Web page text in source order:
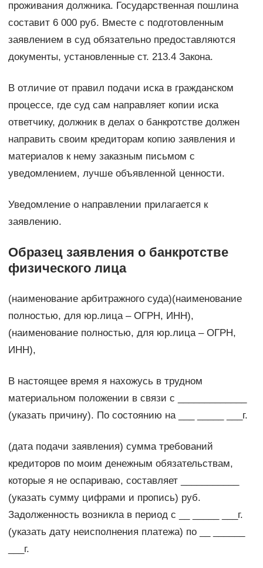
проживания должника. Государственная пошлина
составит 6 000 руб. Вместе с подготовленным
заявлением в суд обязательно предоставляются
документы, установленные ст. 213.4 Закона.
В отличие от правил подачи иска в гражданском
процессе, где суд сам направляет копии иска
ответчику, должник в делах о банкротстве должен
направить своим кредиторам копию заявления и
материалов к нему заказным письмом с
уведомлением, лучше объявленной ценности.
Уведомление о направлении прилагается к
заявлению.
Образец заявления о банкротстве
физического лица
(наименование арбитражного суда)(наименование
полностью, для юр.лица – ОГРН, ИНН),
(наименование полностью, для юр.лица – ОГРН,
ИНН),
В настоящее время я нахожусь в трудном
материальном положении в связи с _____________
(указать причину). По состоянию на ___ _____ ___г.
(дата подачи заявления) сумма требований
кредиторов по моим денежным обязательствам,
которые я не оспариваю, составляет ___________
(указать сумму цифрами и пропись) руб.
Задолженность возникла в период с __ _____ ___г.
(указать дату неисполнения платежа) по __ ______
___г.